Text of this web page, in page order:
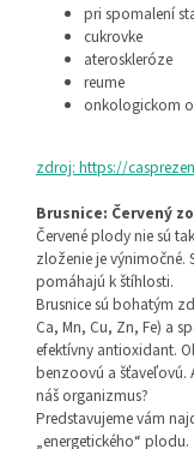
pri spomalení
cukrovke
ateroskleróze
reume
onkologickom
zdroj: https://
Brusnice: Červený
Červené plody nie sú
zloženie je
pomáhajú k štíhlosti.
Brusnice sú bohatým
Ca, Mn, Cu, Zn, Fe) a
efektívny antioxidant.
benzoovú a šťaveľovú.
náš organizmus?
Predstavujeme vám
„energetického“ plodu.